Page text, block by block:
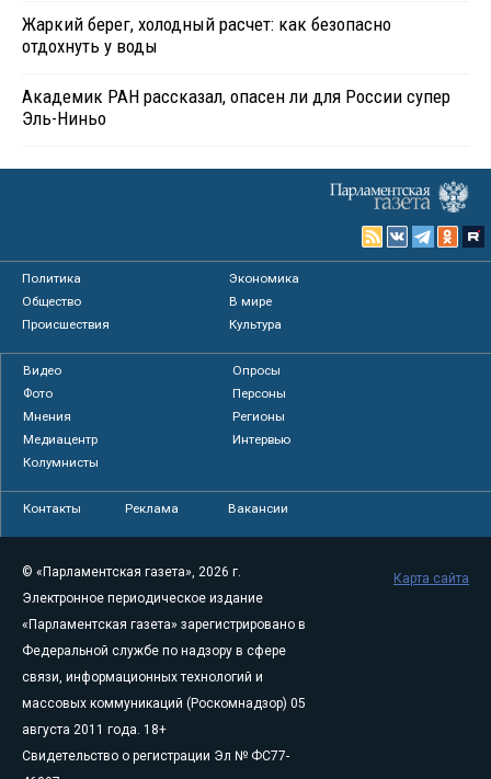
Жаркий берег, холодный расчет: как безопасно
отдохнуть у воды
Академик РАН рассказал, опасен ли для России супер
Эль-Ниньо
Политика
Экономика
Общество
В мире
Происшествия
Культура
Видео
Опросы
Фото
Персоны
Мнения
Регионы
Медиацентр
Интервью
Колумнисты
Контакты Реклама Вакансии
© «Парламентская газета», 2026 г.
Электронное периодическое издание
«Парламентская газета» зарегистрировано в
Федеральной службе по надзору в сфере
связи, информационных технологий и
массовых коммуникаций (Роскомнадзор) 05
августа 2011 года. 18+
Свидетельство о регистрации Эл № ФС77-
Карта сайта